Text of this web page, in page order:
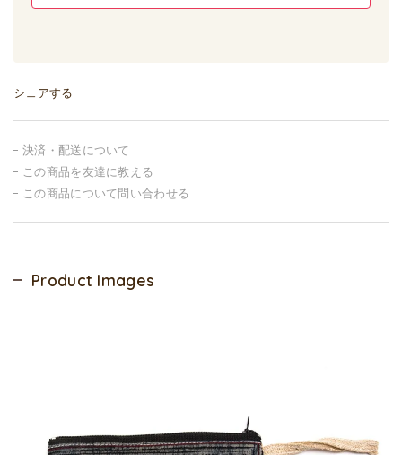
シェアする
決済・配送について
この商品を友達に教える
この商品について問い合わせる
Product Images